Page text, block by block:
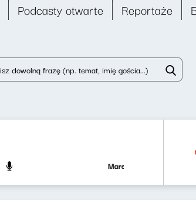
Podcasty otwarte Reportaże
Marek Napiórkowski,